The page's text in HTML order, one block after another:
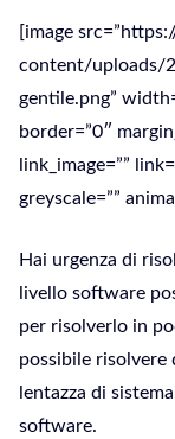
[image
content/uploads/
gentile.png”
border=”0″
link_image=””
greyscale=””
Hai urgenza di
livello software
per risolverlo in
possibile risolvere
lentazza di
software.